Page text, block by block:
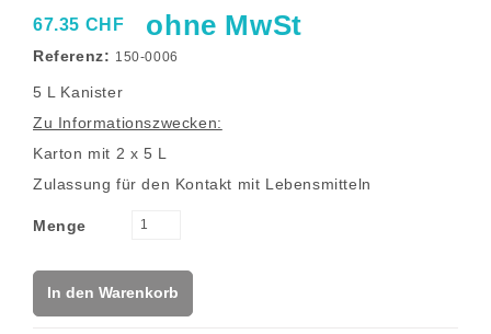
67.35 CHF ohne MwSt
Referenz: 150-0006
5 L Kanister
Zu Informationszwecken:
Karton mit 2 x 5 L
Zulassung für den Kontakt mit Lebensmitteln
Menge
In den Warenkorb